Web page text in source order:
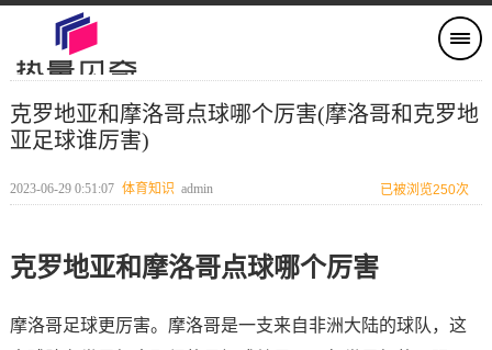
克罗地亚和摩洛哥点球哪个厉害(摩洛哥和克罗地
亚足球谁厉害)
2023-06-29 0:51:07 体育知识 admin 已被浏览250次
克罗地亚和摩洛哥点球哪个厉害
摩洛哥足球更厉害。摩洛哥是一支来自非洲大陆的球队，这